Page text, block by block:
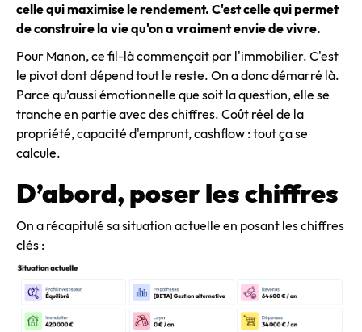
celle qui maximise le rendement. C'est celle qui permet
de construire la vie qu'on a vraiment envie de vivre.
Pour Manon, ce fil-là commençait par l'immobilier. C'est
le pivot dont dépend tout le reste. On a donc démarré là.
Parce qu’aussi émotionnelle que soit la question, elle se
tranche en partie avec des chiffres. Coût réel de la
propriété, capacité d'emprunt, cashflow : tout ça se
calcule.
D’abord, poser les chiffres
On a récapitulé sa situation actuelle en posant les chiffres
clés :